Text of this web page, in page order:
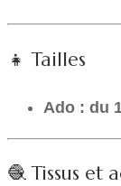
👧 Tailles
Ado : du
🧶 Tissus et